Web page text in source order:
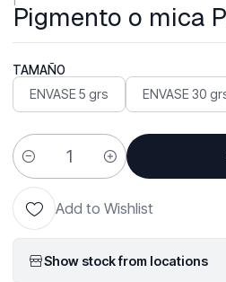
Pigmento o mica
TAMAÑO
ENVASE 5 grs ENVASE 30
Quantity
Add to Wishlist
Show stock from locations